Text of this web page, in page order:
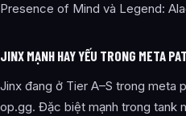
Presence of Mind và Legend:
JINX MẠNH HAY YẾU TRONG META
Jinx đang ở Tier A–S trong meta
op.gg. Đặc biệt mạnh trong tank